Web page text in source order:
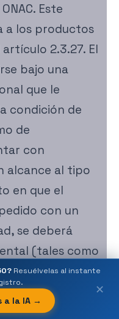
Este
a los productos
2.3.27. El
bajo una
que le
condición de
de
con
alcance al tipo
en que el
con un
se deberá
(tales como
de
certificación u
del
Resuélvelas al instante
a la IA →
✕